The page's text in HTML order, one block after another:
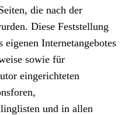
die nach der
Diese Feststellung
Internetangebotes
sowie für
eingerichteten
und in allen